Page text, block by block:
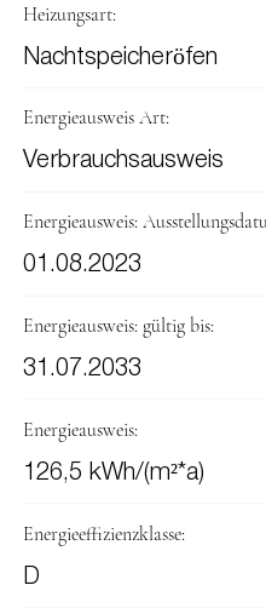
Heizungsart:
Nachtspeicheröfen
Energieausweis Art:
Verbrauchsausweis
Energieausweis:
01.08.2023
Energieausweis: gültig bis:
31.07.2033
Energieausweis:
126,5 kWh/(m²*a)
Energieeffizienzklasse:
D